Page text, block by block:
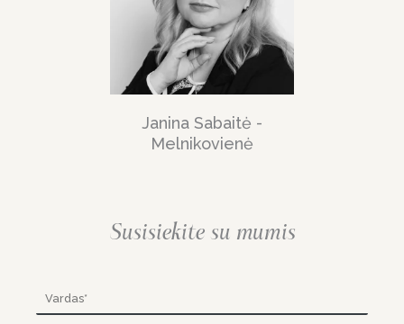
Janina Sabaitė -
Melnikovienė
Susisiekite su mumis